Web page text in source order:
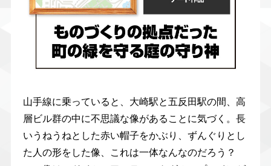
山手線に乗っていると、大崎駅と五反田駅の間、高
層ビル群の中に不思議な像があることに気づく。長
いうねうねとした赤い帽子をかぶり、ずんぐりとし
た人の形をした像、これは一体なんなのだろう？